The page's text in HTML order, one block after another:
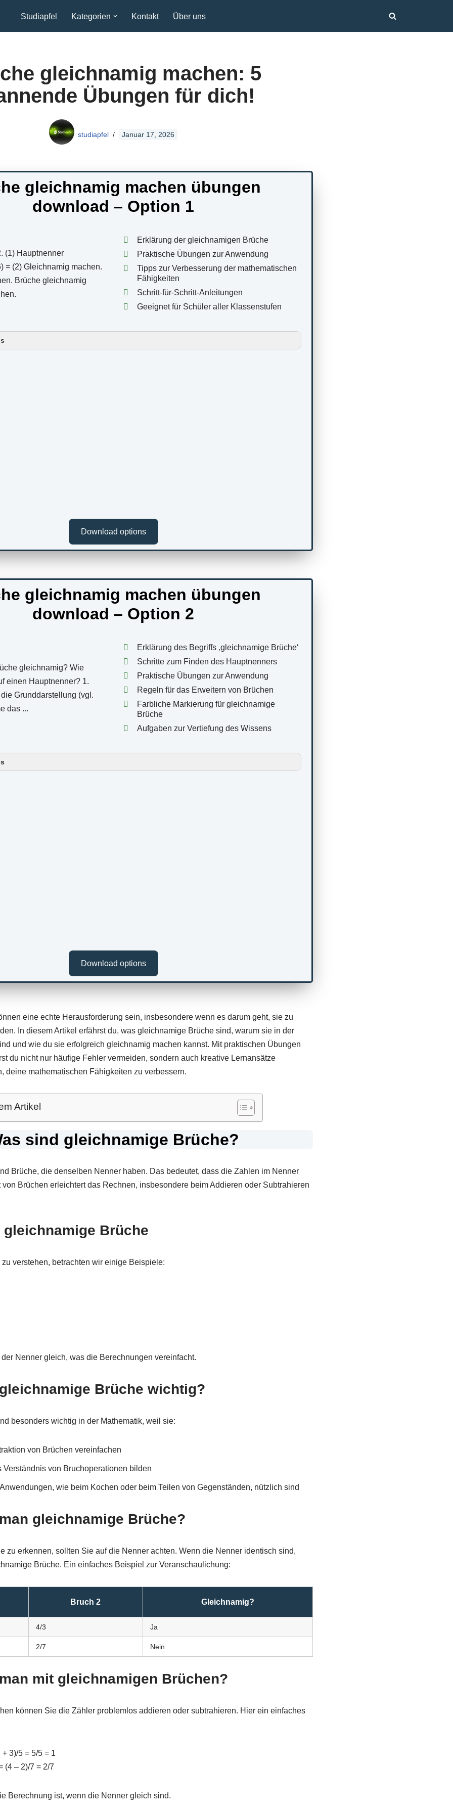
Studiapfel Kategorien Kontakt Über uns
gleichnamig machen: 5
Übungen für dich!
studiapfel Januar 17, 2026
gleichnamig machen übungen
download – Option 1
Erklärung der gleichnamigen Brüche
Praktische Übungen zur Anwendung
Tipps zur Verbesserung der mathematischen
Fähigkeiten
Schritt-für-Schritt-Anleitungen
Geeignet für Schüler aller Klassenstufen
Download options
gleichnamig machen übungen
download – Option 2
Erklärung des Begriffs ‚gleichnamige Brüche‘
Schritte zum Finden des Hauptnenners
Praktische Übungen zur Anwendung
Regeln für das Erweitern von Brüchen
Farbliche Markierung für gleichnamige
Brüche
Aufgaben zur Vertiefung des Wissens
Download options
eine echte Herausforderung sein, insbesondere wenn es darum geht, sie zu
In diesem Artikel erfährst du, was gleichnamige Brüche sind, warum sie in der
und wie du sie erfolgreich gleichnamig machen kannst. Mit praktischen Übungen
du nicht nur häufige Fehler vermeiden, sondern auch kreative Lernansätze
deine mathematischen Fähigkeiten zu verbessern.
Artikel
sind gleichnamige Brüche?
Brüche, die denselben Nenner haben. Das bedeutet, dass die Zahlen im Nenner
Brüchen erleichtert das Rechnen, insbesondere beim Addieren oder Subtrahieren
Brüche
verstehen, betrachten wir einige Beispiele:
Nenner gleich, was die Berechnungen vereinfacht.
Brüche wichtig?
besonders wichtig in der Mathematik, weil sie:
von Brüchen vereinfachen
Verständnis von Bruchoperationen bilden
wie beim Kochen oder beim Teilen von Gegenständen, nützlich sind
gleichnamige Brüche?
zu erkennen, sollten Sie auf die Nenner achten. Wenn die Nenner identisch sind,
Brüche. Ein einfaches Beispiel zur Veranschaulichung:
Bruch 2 Gleichnamig?
4/3 Ja
2/7 Nein
mit gleichnamigen Brüchen?
können Sie die Zähler problemlos addieren oder subtrahieren. Hier ein einfaches
3)/5 = 5/5 = 1
(4 – 2)/7 = 2/7
Berechnung ist, wenn die Nenner gleich sind.